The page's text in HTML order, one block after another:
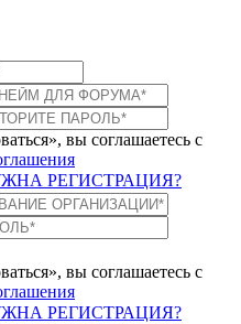
вы соглашаетесь с
РЕГИСТРАЦИЯ?
вы соглашаетесь с
РЕГИСТРАЦИЯ?